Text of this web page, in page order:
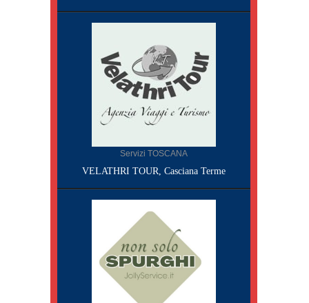
Servizi TOSCANA
VELATHRI TOUR, Casciana Terme